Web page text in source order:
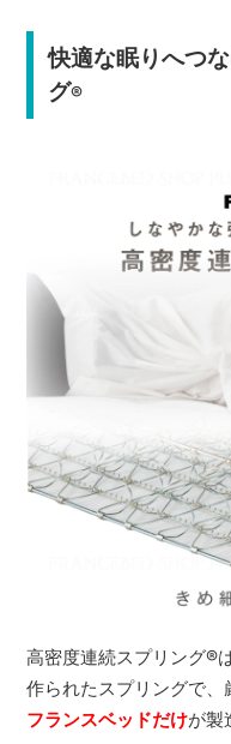
快適な眠りへつ
グ®
高密度連続スプリング®
作られたスプリングで
フランスベッドだけが製